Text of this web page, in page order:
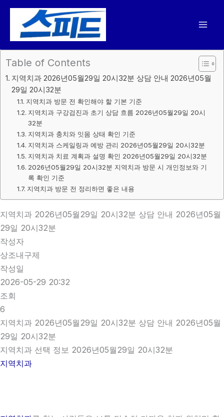
건
너
Table of Contents
지역치과 2026년05월29일 20시32분 상담 안내 2026년05월
29일 20시32분
지역치과 방문 전 확인해야 할 기본 기준
지역치과 구강검진과 초기 상담 흐름 2026년05월29일 20시
32분
지역치과 충치와 잇몸 상태 확인 기준
지역치과 스케일링과 예방 관리 2026년05월29일 20시32분
지역치과 치료 계획과 설명 확인 2026년05월29일 20시32분
2026년05월29일 20시32분 지역치과 방문 시 개인정보와 기
록 확인 기준
지역치과 방문 전 정리하면 좋은 내용
지역치과 2026년05월29일 20시32분 상담 안내 2026년05월
29일 20시32분
작성자
상조내구제
작성일
2026-05-29 20:32
조회
6
지역치과 2026년05월29일 20시32분 상담 안내 2026년05월
29일 20시32분
지역치과 선택 정보 2026년05월29일 20시32분
지역치과